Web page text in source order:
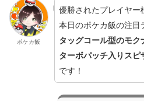
ポケカ飯
優勝されたプレイヤー
本日のポケカ飯の注目
タッグコール型のモク
ターボパッチ入りスピ
です！